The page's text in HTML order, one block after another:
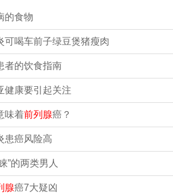
的食物
可喝车前子绿豆煲猪瘦肉
者的饮食指南
健康要引起关注
味着前列腺癌？
患癌风险高
”的两类男人
腺癌7大疑凶